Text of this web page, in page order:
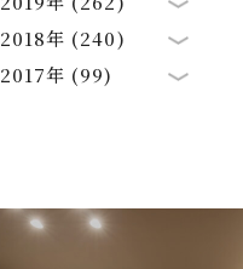
2018年 (240)
2017年 (99)